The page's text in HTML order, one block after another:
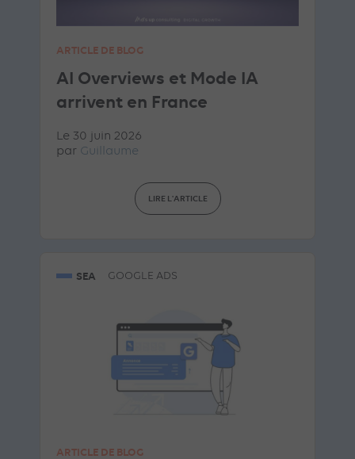
ARTICLE DE BLOG
AI Overviews et Mode IA
arrivent en France
Le 30 juin 2026
par Guillaume
LIRE L'ARTICLE
SEA GOOGLE ADS
ARTICLE DE BLOG